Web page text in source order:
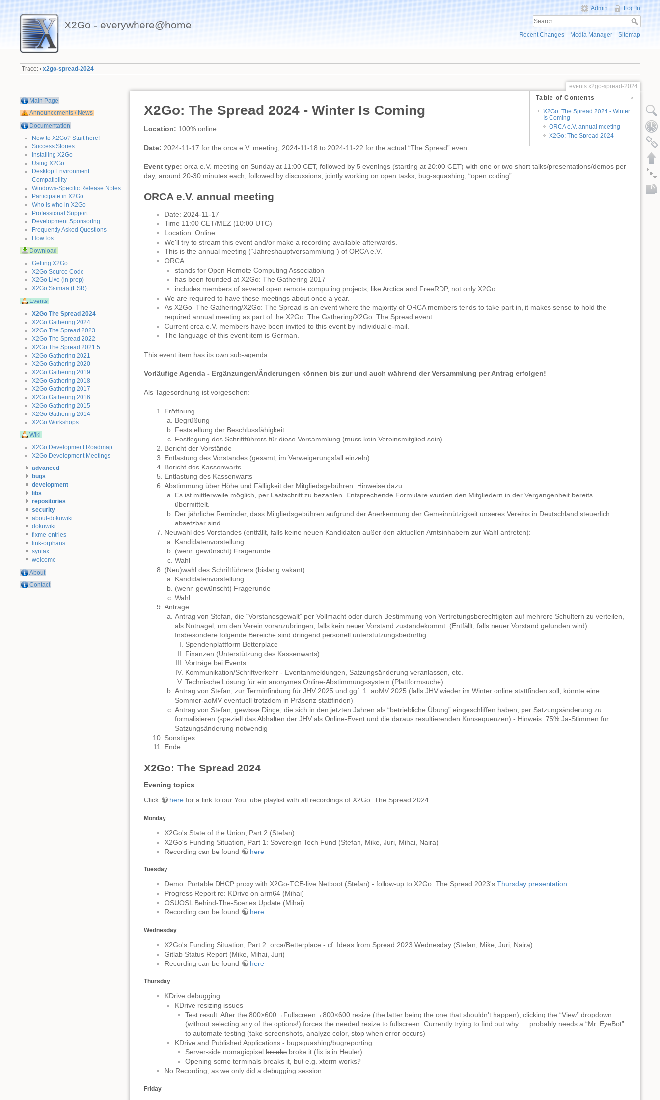
X2Go - everywhere@home
Admin Log In
Recent Changes Media Manager Sitemap
Trace: • x2go-spread-2024
Main Page
Announcements / News
Documentation
New to X2Go? Start here!
Success Stories
Installing X2Go
Using X2Go
Desktop Environment
Compatibility
Windows-Specific Release Notes
Participate in X2Go
Who is who in X2Go
Professional Support
Development Sponsoring
Frequently Asked Questions
HowTos
Download
Getting X2Go
X2Go Source Code
X2Go Live (in prep)
X2Go Saimaa (ESR)
Events
X2Go The Spread 2024
X2Go Gathering 2024
X2Go The Spread 2023
X2Go The Spread 2022
X2Go The Spread 2021.5
X2Go Gathering 2021
X2Go Gathering 2020
X2Go Gathering 2019
X2Go Gathering 2018
X2Go Gathering 2017
X2Go Gathering 2016
X2Go Gathering 2015
X2Go Gathering 2014
X2Go Workshops
Wiki
X2Go Development Roadmap
X2Go Development Meetings
advanced
bugs
development
libs
repositories
security
about-dokuwiki
dokuwiki
fixme-entries
link-orphans
syntax
welcome
About
Contact
events:x2go-spread-2024
Table of Contents
X2Go: The Spread 2024 - Winter
Is Coming
ORCA e.V. annual meeting
X2Go: The Spread 2024
X2Go: The Spread 2024 - Winter Is Coming
Location: 100% online
Date: 2024-11-17 for the orca e.V. meeting, 2024-11-18 to 2024-11-22 for the actual “The Spread” event
Event type: orca e.V. meeting on Sunday at 11:00 CET, followed by 5 evenings (starting at 20:00 CET) with one or two short talks/presentations/demos per
day, around 20-30 minutes each, followed by discussions, jointly working on open tasks, bug-squashing, “open coding”
ORCA e.V. annual meeting
Date: 2024-11-17
Time 11:00 CET/MEZ (10:00 UTC)
Location: Online
We'll try to stream this event and/or make a recording available afterwards.
This is the annual meeting (“Jahreshauptversammlung”) of ORCA e.V.
ORCA
stands for Open Remote Computing Association
has been founded at X2Go: The Gathering 2017
includes members of several open remote computing projects, like Arctica and FreeRDP, not only X2Go
We are required to have these meetings about once a year.
As X2Go: The Gathering/X2Go: The Spread is an event where the majority of ORCA members tends to take part in, it makes sense to hold the
required annual meeting as part of the X2Go: The Gathering/X2Go: The Spread event.
Current orca e.V. members have been invited to this event by individual e-mail.
The language of this event item is German.
This event item has its own sub-agenda:
Vorläufige Agenda - Ergänzungen/Änderungen können bis zur und auch während der Versammlung per Antrag erfolgen!
Als Tagesordnung ist vorgesehen:
Eröffnung
Begrüßung
Feststellung der Beschlussfähigkeit
Festlegung des Schriftführers für diese Versammlung (muss kein Vereinsmitglied sein)
Bericht der Vorstände
Entlastung des Vorstandes (gesamt; im Verweigerungsfall einzeln)
Bericht des Kassenwarts
Entlastung des Kassenwarts
Abstimmung über Höhe und Fälligkeit der Mitgliedsgebühren. Hinweise dazu:
Es ist mittlerweile möglich, per Lastschrift zu bezahlen. Entsprechende Formulare wurden den Mitgliedern in der Vergangenheit bereits
übermittelt.
Der jährliche Reminder, dass Mitgliedsgebühren aufgrund der Anerkennung der Gemeinnützigkeit unseres Vereins in Deutschland steuerlich
absetzbar sind.
Neuwahl des Vorstandes (entfällt, falls keine neuen Kandidaten außer den aktuellen Amtsinhabern zur Wahl antreten):
Kandidatenvorstellung:
(wenn gewünscht) Fragerunde
Wahl
(Neu)wahl des Schriftführers (bislang vakant):
Kandidatenvorstellung
(wenn gewünscht) Fragerunde
Wahl
Anträge:
Antrag von Stefan, die “Vorstandsgewalt” per Vollmacht oder durch Bestimmung von Vertretungsberechtigten auf mehrere Schultern zu verteilen,
als Notnagel, um den Verein voranzubringen, falls kein neuer Vorstand zustandekommt. (Entfällt, falls neuer Vorstand gefunden wird)
Insbesondere folgende Bereiche sind dringend personell unterstützungsbedürftig:
Spendenplattform Betterplace
Finanzen (Unterstützung des Kassenwarts)
Vorträge bei Events
Kommunikation/Schriftverkehr - Eventanmeldungen, Satzungsänderung veranlassen, etc.
Technische Lösung für ein anonymes Online-Abstimmungssystem (Plattformsuche)
Antrag von Stefan, zur Terminfindung für JHV 2025 und ggf. 1. aoMV 2025 (falls JHV wieder im Winter online stattfinden soll, könnte eine
Sommer-aoMV eventuell trotzdem in Präsenz stattfinden)
Antrag von Stefan, gewisse Dinge, die sich in den jetzten Jahren als “betriebliche Übung” eingeschliffen haben, per Satzungsänderung zu
formalisieren (speziell das Abhalten der JHV als Online-Event und die daraus resultierenden Konsequenzen) - Hinweis: 75% Ja-Stimmen für
Satzungsänderung notwendig
Sonstiges
Ende
X2Go: The Spread 2024
Evening topics
Click
here for a link to our YouTube playlist with all recordings of X2Go: The Spread 2024
Monday
X2Go's State of the Union, Part 2 (Stefan)
X2Go's Funding Situation, Part 1: Sovereign Tech Fund (Stefan, Mike, Juri, Mihai, Naira)
Recording can be found
here
Tuesday
Demo: Portable DHCP proxy with X2Go-TCE-live Netboot (Stefan) - follow-up to X2Go: The Spread 2023's Thursday presentation
Progress Report re: KDrive on arm64 (Mihai)
OSUOSL Behind-The-Scenes Update (Mihai)
Recording can be found
here
Wednesday
X2Go's Funding Situation, Part 2: orca/Betterplace - cf. Ideas from Spread:2023 Wednesday (Stefan, Mike, Juri, Naira)
Gitlab Status Report (Mike, Mihai, Juri)
Recording can be found
here
Thursday
KDrive debugging:
KDrive resizing issues
Test result: After the 800×600→Fullscreen→800×600 resize (the latter being the one that shouldn't happen), clicking the “View” dropdown
(without selecting any of the options!) forces the needed resize to fullscreen. Currently trying to find out why … probably needs a “Mr. EyeBot”
to automate testing (take screenshots, analyze color, stop when error occurs)
KDrive and Published Applications - bugsquashing/bugreporting:
Server-side nomagicpixel breaks broke it (fix is in Heuler)
Opening some terminals breaks it, but e.g. xterm works?
No Recording, as we only did a debugging session
Friday